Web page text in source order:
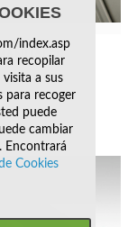
index.asp
recopilar
a sus
para recoger
puede
cambiar
Encontrará
Cookies